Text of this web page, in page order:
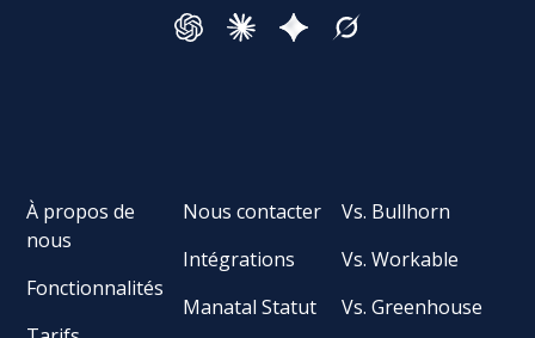
À propos de
nous
Fonctionnalités
Nous contacter
Intégrations
Manatal Statut
Vs. Bullhorn
Vs. Workable
Vs. Greenhouse